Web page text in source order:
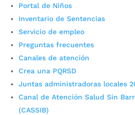
Portal de Niños
Inventario de Sentencias
Servicio de empleo
Preguntas frecuentes
Canales de atención
Crea una PQRSD
Juntas administradoras locales
Canal de Atención Salud Sin
(CASSIB)
Cupos Escolares
Consulta aqui los pasos para